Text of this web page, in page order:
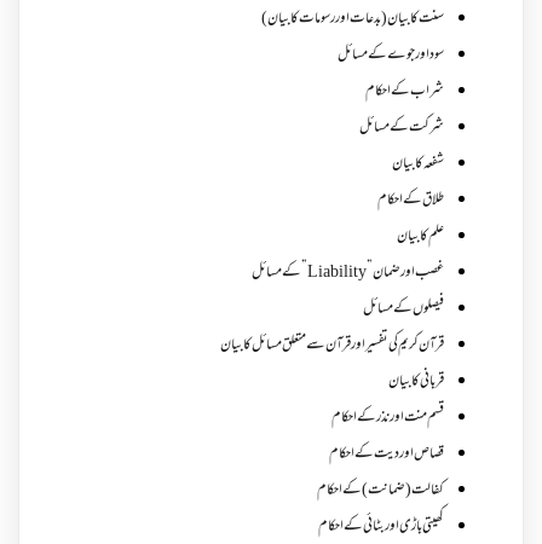
سنت کا بیان (بدعات اور رسومات کا بیان)
سود اور جوے کے مسائل
شراب کے احکام
شرکت کے مسائل
شفعہ کا بیان
طلاق کے احکام
علم کا بیان
غصب اورضمان”Liability” کے مسائل
فیصلوں کے مسائل
قرآن کریم کی تفسیر اور قرآن سے متعلق مسائل کا بیان
قربانی کا بیان
قسم منت اور نذر کے احکام
قصاص اور دیت کے احکام
کفالت (ضمانت) کے احکام
کھیتی باڑی اور بٹائی کے احکام